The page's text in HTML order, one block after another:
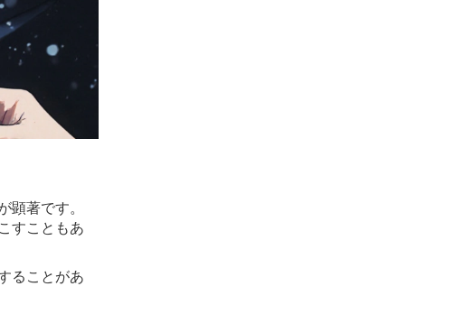
著です。
すこともあ
ることがあ